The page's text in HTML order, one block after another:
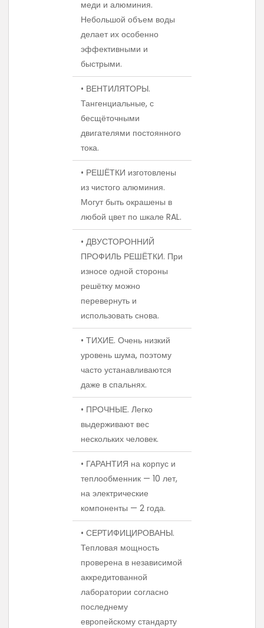
меди и алюминия.
Небольшой объем воды
делает их особенно
эффективными и
быстрыми.
• ВЕНТИЛЯТОРЫ.
Тангенциальные, с
бесщёточными
двигателями постоянного
тока.
• РЕШЁТКИ изготовлены
из чистого алюминия.
Могут быть окрашены в
любой цвет по шкале RAL.
• ДВУСТОРОННИЙ
ПРОФИЛЬ РЕШЁТКИ. При
износе одной стороны
решётку можно
перевернуть и
использовать снова.
• ТИХИЕ. Очень низкий
уровень шума, поэтому
часто устанавливаются
даже в спальнях.
• ПРОЧНЫЕ. Легко
выдерживают вес
нескольких человек.
• ГАРАНТИЯ на корпус и
теплообменник — 10 лет,
на электрические
компоненты — 2 года.
• СЕРТИФИЦИРОВАНЫ.
Тепловая мощность
проверена в независимой
аккредитованной
лаборатории согласно
последнему
европейскому стандарту